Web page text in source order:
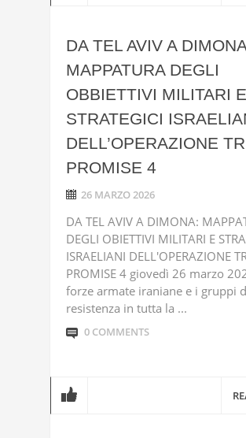
DA TEL AVIV A
MAPPATURA DEGLI
OBBIETTIVI MILITARI E
STRATEGICI
DELL’OPERAZIONE
PROMISE 4
26 MARZO 2026
DA TEL AVIV A DIMONA:
DEGLI OBIETTIVI MILITARI E
ISRAELIANI DELL'OPERAZIONE
PROMISE 4 giovedì 26 marzo
forze armate iraniane e i gruppi
resistenza in tutta la ...
0 COMMENTS